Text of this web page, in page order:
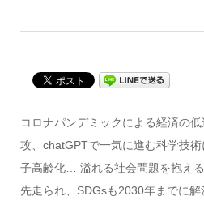
コロナパンデミックによる経済の
攻、chatGPTで一気に進む科学技
子高齢化… 溢れる社会問題を抱え
先走られ、SDGsも2030年までに